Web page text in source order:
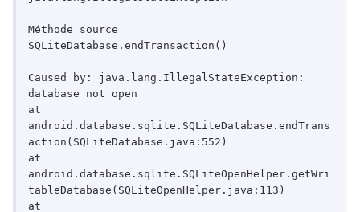
Méthode source
SQLiteDatabase.endTransaction()
Caused by: java.lang.IllegalStateException:
database not open
at
android.database.sqlite.SQLiteDatabase.endTrans
action(SQLiteDatabase.java:552)
at
android.database.sqlite.SQLiteOpenHelper.getWri
tableDatabase(SQLiteOpenHelper.java:113)
at